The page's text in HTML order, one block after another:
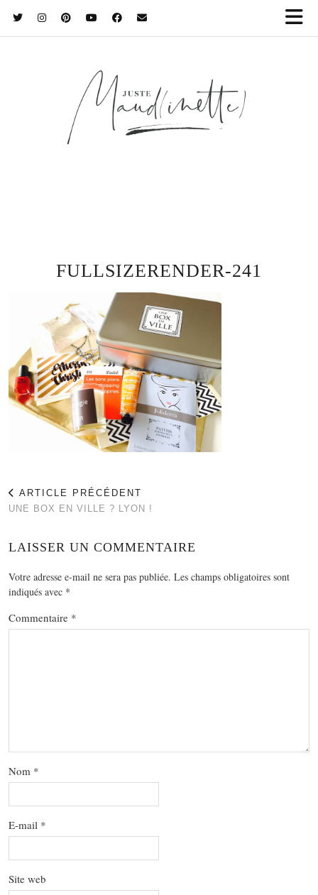
FULLSIZERENDER-241
ARTICLE PRÉCÉDENT
UNE BOX EN VILLE ? LYON !
LAISSER UN COMMENTAIRE
Votre adresse e-mail ne sera pas publiée. Les champs obligatoires sont
indiqués avec *
Commentaire *
Nom *
E-mail *
Site web